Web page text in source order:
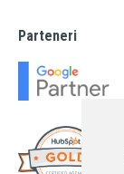
Parteneri